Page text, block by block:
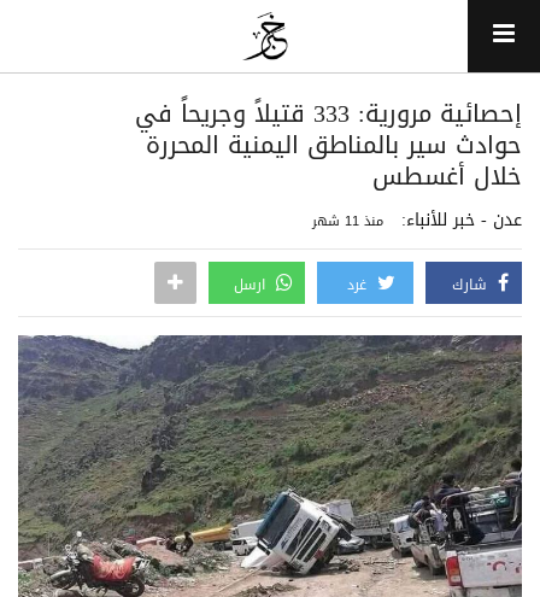
إحصائية مرورية: 333 قتيلاً وجريحاً في
حوادث سير بالمناطق اليمنية المحررة
خلال أغسطس
عدن - خبر للأنباء: منذ 11 شهر
شارك غرد ارسل